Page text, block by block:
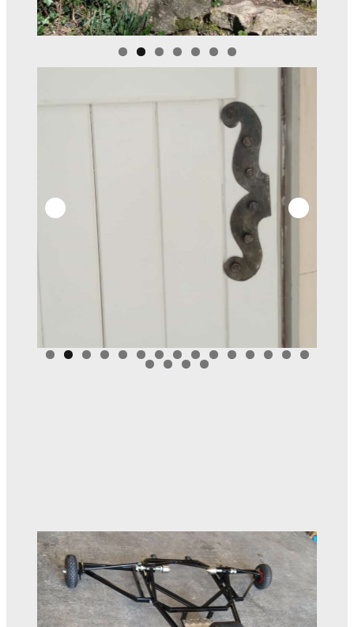
0 1 2 3 4 5
6 7 8 9